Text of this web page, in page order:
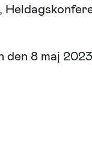
8 maj